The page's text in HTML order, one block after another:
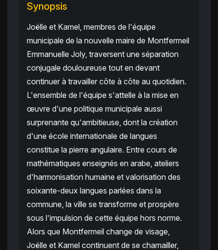
Synopsis
Joëlle et Kamel, membres de l'équipe
municipale de la nouvelle maire de Montfermeil
Emmanuelle Joly, traversent une séparation
conjugale douloureuse tout en devant
continuer à travailler côte à côte au quotidien.
L'ensemble de l'équipe s'attelle à la mise en
œuvre d'une politique municipale aussi
surprenante qu'ambitieuse, dont la création
d'une école internationale de langues
constitue la pierre angulaire. Entre cours de
mathématiques enseignés en arabe, ateliers
d'harmonisation humaine et valorisation des
soixante-deux langues parlées dans la
commune, la ville se transforme et prospère
sous l'impulsion de cette équipe hors norme.
Alors que Montfermeil change de visage,
Joëlle et Kamel continuent de se chamailler,